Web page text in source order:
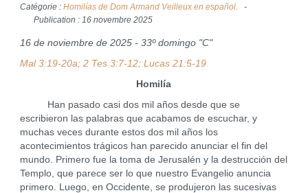
Catégorie : Homilías de Dom Armand Veilleux en español.
Publication : 16 novembre 2025
16 de noviembre de 2025 - 33º domingo "C"
Mal 3:19-20a; 2 Tes 3:7-12; Lucas 21:5-19
Homilía
Han pasado casi dos mil años desde que se
escribieron las palabras que acabamos de escuchar, y
muchas veces durante estos dos mil años los
acontecimientos trágicos han parecido anunciar el fin del
mundo. Primero fue la toma de Jerusalén y la destrucción del
Templo, que parece ser lo que nuestro Evangelio anuncia
primero. Luego, en Occidente, se produjeron las sucesivas